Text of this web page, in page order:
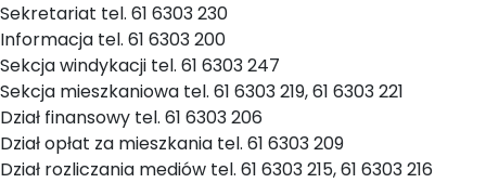
Sekretariat tel. 61 6303 230
Informacja tel. 61 6303 200
Sekcja windykacji tel. 61 6303 247
Sekcja mieszkaniowa tel. 61 6303 219, 61 6303 221
Dział finansowy tel. 61 6303 206
Dział opłat za mieszkania tel. 61 6303 209
Dział rozliczania mediów tel. 61 6303 215, 61 6303 216